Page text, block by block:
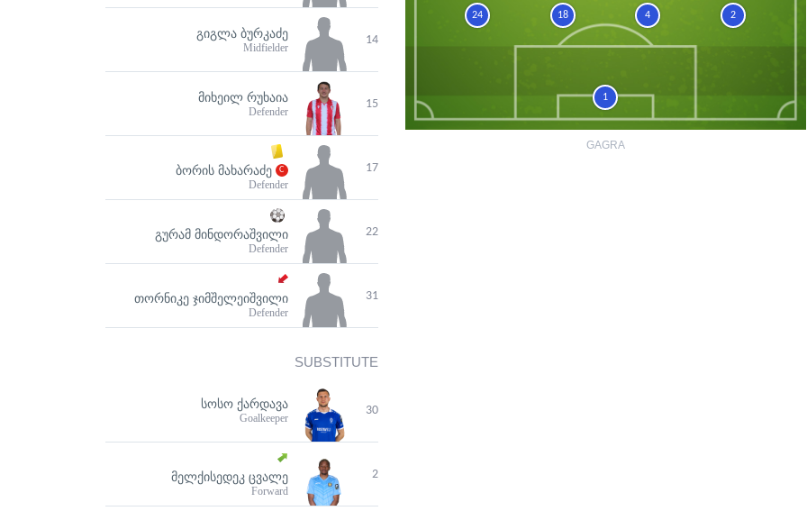
14
ᲒᲘᲒᲚᲐ ᲑᲣᲠᲙᲐᲫᲔ
Midfielder
15
ᲛᲘᲮᲔᲘᲚ ᲠᲣᲮᲐᲘᲐ
Defender
17
ᲑᲝᲠᲘᲡ ᲛᲐᲮᲐᲠᲐᲫᲔ
Defender
22
ᲒᲣᲠᲐᲛ ᲛᲘᲜᲓᲝᲠᲐᲨᲕᲘᲚᲘ
Defender
31
ᲗᲝᲠᲜᲘᲙᲔ ᲯᲘᲛᲨᲔᲚᲔᲘᲨᲕᲘᲚᲘ
Defender
SUBSTITUTE
30
ᲡᲝᲡᲝ ᲥᲐᲠᲓᲐᲕᲐ
Goalkeeper
2
ᲛᲔᲚᲥᲘᲡᲔᲓᲔᲙ ᲪᲕᲐᲚᲔ
Forward
1
2
4
18
24
GAGRA